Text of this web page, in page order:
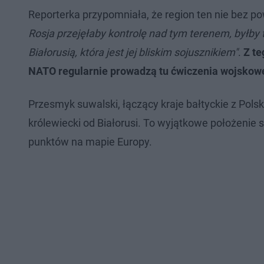
Reporterka przypomniała, że region ten nie bez
Rosja przejęłaby kontrolę nad tym terenem,
Białorusią, która jest jej bliskim sojusznikiem". Z
NATO regularnie prowadzą tu ćwiczenia
Przesmyk suwalski, łączący kraje bałtyckie z
królewiecki od Białorusi. To wyjątkowe
punktów na mapie Europy.